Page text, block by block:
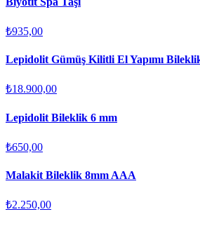
₺935,00
Lepidolit Gümüş Kilitli El Yapımı
₺18.900,00
Lepidolit Bileklik 6 mm
₺650,00
Malakit Bileklik 8mm AAA
₺2.250,00